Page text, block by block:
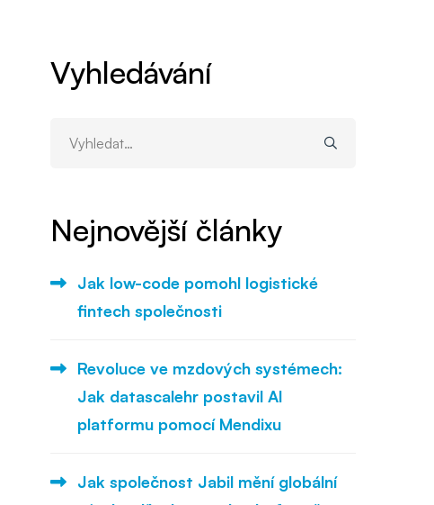
Vyhledávání
Nejnovější články
Jak low-code pomohl logistické
fintech společnosti
Revoluce ve mzdových systémech:
Jak datascalehr postavil AI
platformu pomocí Mendixu
Jak společnost Jabil mění globální